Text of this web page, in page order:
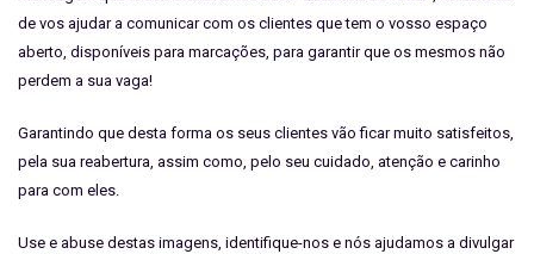
de vos ajudar a comunicar com os clientes que tem o vosso espaço
aberto, disponíveis para marcações, para garantir que os mesmos não
perdem a sua vaga!
Garantindo que desta forma os seus clientes vão ficar muito satisfeitos,
pela sua reabertura, assim como, pelo seu cuidado, atenção e carinho
para com eles.
Use e abuse destas imagens, identifique-nos e nós ajudamos a divulgar